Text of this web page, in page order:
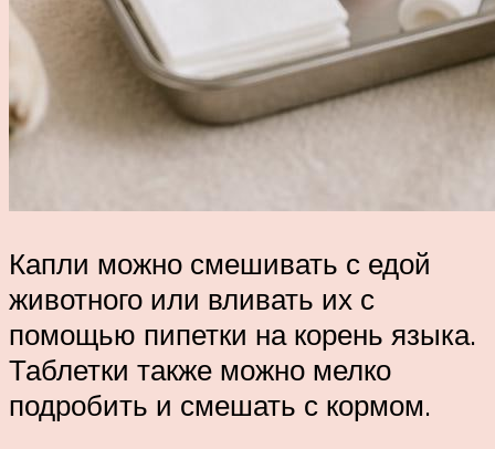
Капли можно смешивать с едой
животного или вливать их с
помощью пипетки на корень языка.
Таблетки также можно мелко
подробить и смешать с кормом.